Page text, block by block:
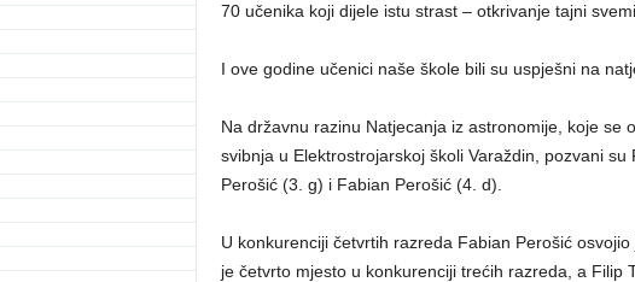
70 učenika koji dijele istu strast – otkrivanje tajni
I ove godine učenici naše škole bili su uspješni na
Na državnu razinu Natjecanja iz astronomije, koje se
svibnja u Elektrostrojarskoj školi Varaždin, pozvani
Perošić (3. g) i Fabian Perošić (4. d).
U konkurenciji četvrtih razreda Fabian Perošić
je četvrto mjesto u konkurenciji trećih razreda, a Filip